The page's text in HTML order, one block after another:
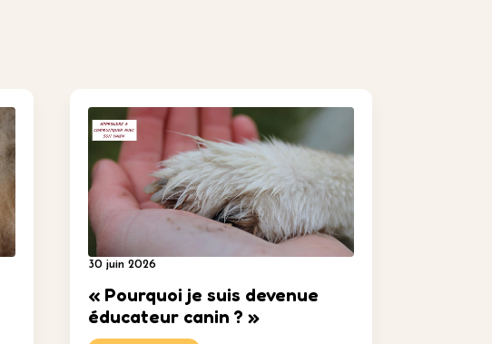
« Pourquoi je suis devenue
éducateur canin ? »
30 juin 2026